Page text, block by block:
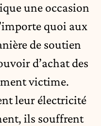
une occasion
quoi aux
de soutien
d’achat des
victime.
leur électricité
ils souffrent